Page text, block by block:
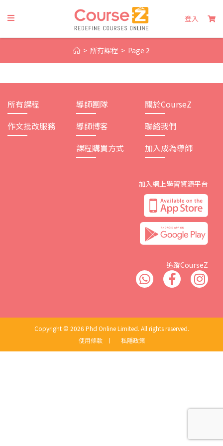
content
登入
> 所有課程 > Page 2
所有課程
作文批改服務
導師團隊
導師博客
課程購買方式
關於CourseZ
聯絡我們
加入成為導師
加入網上學習資源平台
追蹤CourseZ
Copyright © 2026 Phd Online Limited. All rights reserved.
使用條款
丨 私隱政策